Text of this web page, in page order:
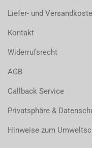
Liefer- und
Kontakt
Widerrufsrecht
AGB
Callback Service
Privatsphäre &
Hinweise zum